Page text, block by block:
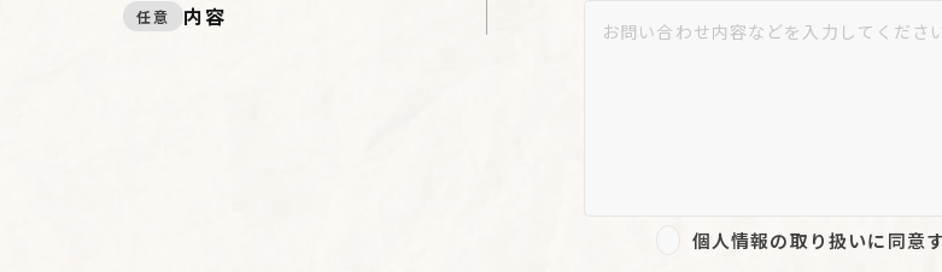
任意 内容
個人情報の取り扱いに同意